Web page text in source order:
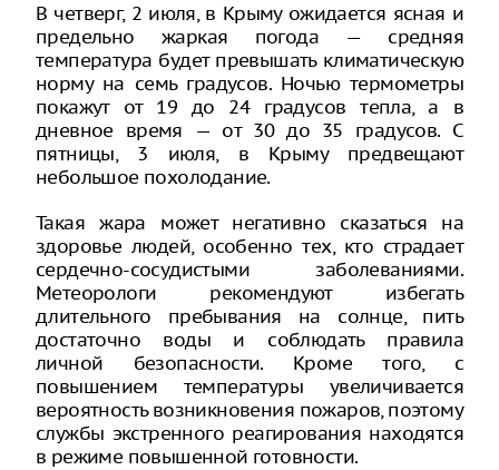
В четверг, 2 июля, в Крыму ожидается ясная и
предельно жаркая погода — средняя
температура будет превышать климатическую
норму на семь градусов. Ночью термометры
покажут от 19 до 24 градусов тепла, а в
дневное время — от 30 до 35 градусов. С
пятницы, 3 июля, в Крыму предвещают
небольшое похолодание.
Такая жара может негативно сказаться на
здоровье людей, особенно тех, кто страдает
сердечно-сосудистыми заболеваниями.
Метеорологи рекомендуют избегать
длительного пребывания на солнце, пить
достаточно воды и соблюдать правила
личной безопасности. Кроме того, с
повышением температуры увеличивается
вероятность возникновения пожаров, поэтому
службы экстренного реагирования находятся
в режиме повышенной готовности.